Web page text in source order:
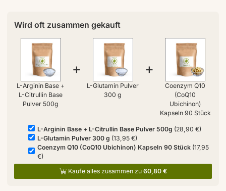
Wird oft zusammen gekauft
L-Arginin Base +
L-Citrullin Base
Pulver 500g
+
L-Glutamin Pulver
300 g
+
Coenzym Q10
(CoQ10
Ubichinon)
Kapseln 90 Stück
L-Arginin Base + L-Citrullin Base Pulver 500g (28,90 €)
L-Glutamin Pulver 300 g (13,95 €)
Coenzym Q10 (CoQ10 Ubichinon) Kapseln 90 Stück(17,95
€)
Kaufe alles zusammen zu 60,80 €